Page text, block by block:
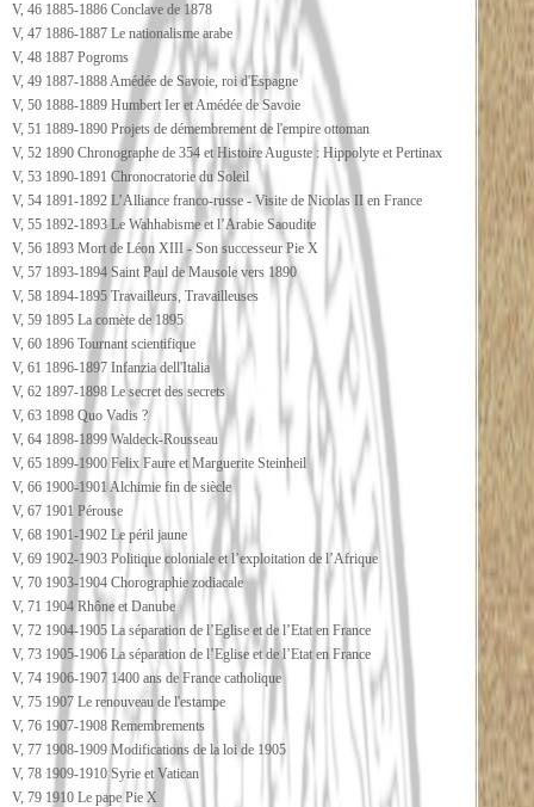
V, 46 1885-1886 Conclave de 1878
V, 47 1886-1887 Le nationalisme arabe
V, 48 1887 Pogroms
V, 49 1887-1888 Amédée de Savoie, roi d'Espagne
V, 50 1888-1889 Humbert Ier et Amédée de Savoie
V, 51 1889-1890 Projets de démembrement de l'empire ottoman
V, 52 1890 Chronographe de 354 et Histoire Auguste : Hippolyte et Pertinax
V, 53 1890-1891 Chronocratorie du Soleil
V, 54 1891-1892 L’Alliance franco-russe - Visite de Nicolas II en France
V, 55 1892-1893 Le Wahhabisme et l’Arabie Saoudite
V, 56 1893 Mort de Léon XIII - Son successeur Pie X
V, 57 1893-1894 Saint Paul de Mausole vers 1890
V, 58 1894-1895 Travailleurs, Travailleuses
V, 59 1895 La comète de 1895
V, 60 1896 Tournant scientifique
V, 61 1896-1897 Infanzia dell'Italia
V, 62 1897-1898 Le secret des secrets
V, 63 1898 Quo Vadis ?
V, 64 1898-1899 Waldeck-Rousseau
V, 65 1899-1900 Felix Faure et Marguerite Steinheil
V, 66 1900-1901 Alchimie fin de siècle
V, 67 1901 Pérouse
V, 68 1901-1902 Le péril jaune
V, 69 1902-1903 Politique coloniale et l’exploitation de l’Afrique
V, 70 1903-1904 Chorographie zodiacale
V, 71 1904 Rhône et Danube
V, 72 1904-1905 La séparation de l’Eglise et de l’Etat en France
V, 73 1905-1906 La séparation de l’Eglise et de l’Etat en France
V, 74 1906-1907 1400 ans de France catholique
V, 75 1907 Le renouveau de l'estampe
V, 76 1907-1908 Remembrements
V, 77 1908-1909 Modifications de la loi de 1905
V, 78 1909-1910 Syrie et Vatican
V, 79 1910 Le pape Pie X